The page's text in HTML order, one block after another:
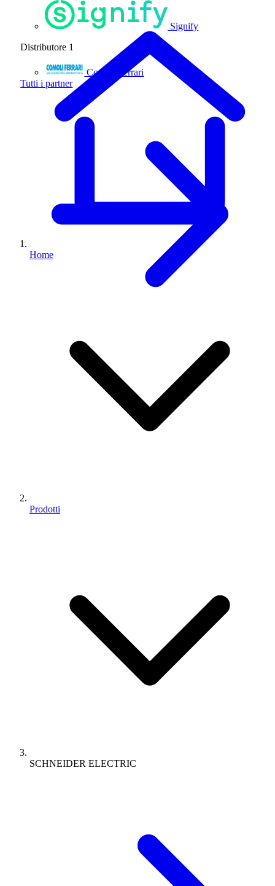
Signify
Distributore 1
Comoli Ferrari
Tutti i partner
Home
Prodotti
SCHNEIDER ELECTRIC